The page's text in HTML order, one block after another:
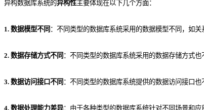
异构数据库系统的异构性主要体现在以下几个方面：
1. 数据模型不同 ：不同类型的数据库系统采用的数据模型不同，如
2. 数据存储方式不同 ：不同类型的数据库系统采用的数据存储方式
3. 数据访问接口不同 ：不同类型的数据库系统提供的数据访问接口
4. 数据处理能力差异：由于各种类型的数据库系统针对不同场景和